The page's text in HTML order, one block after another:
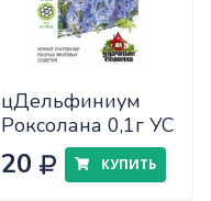
цДельфиниум
Роксолана 0,1г УС
20 КУПИТЬ